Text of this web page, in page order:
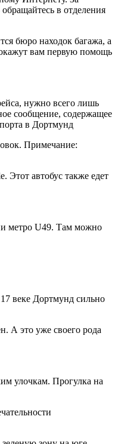
в отделения
бюро находок багажа, а
вам первую помощь
нужно всего лишь
сообщение, содержащее
в Дортмунд
Примечание:
Этот автобус также едет
метро U49. Там можно
веке Дортмунд сильно
А это уже своего рода
улочкам. Прогулка на